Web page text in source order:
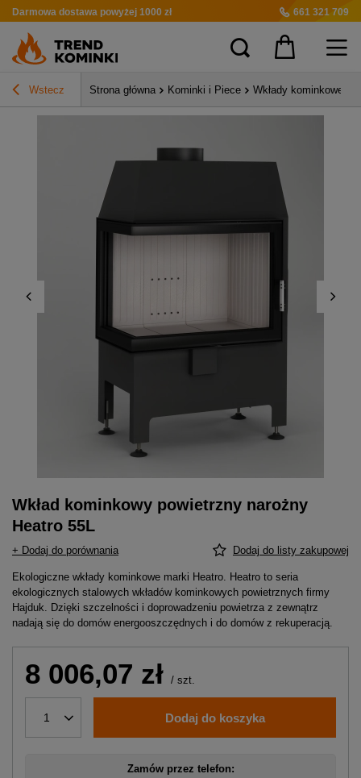
Darmowa dostawa powyżej 1000 zł 661 321 709
Wstecz Strona główna Kominki i Piece Wkłady kominkowe
Wkład kominkowy powietrzny narożny
Heatro 55L
+ Dodaj do porównania Dodaj do listy zakupowej
Ekologiczne wkłady kominkowe marki Heatro. Heatro to seria
ekologicznych stalowych wkładów kominkowych powietrznych firmy
Hajduk. Dzięki szczelności i doprowadzeniu powietrza z zewnątrz
nadają się do domów energooszczędnych i do domów z rekuperacją.
8 006,07 zł / szt.
1 Dodaj do koszyka
Zamów przez telefon: